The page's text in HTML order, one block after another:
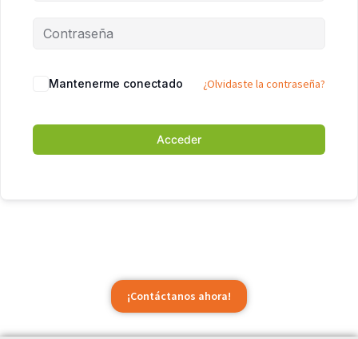
Mantenerme conectado ¿Olvidaste la contraseña?
Acceder
¡Contáctanos ahora!